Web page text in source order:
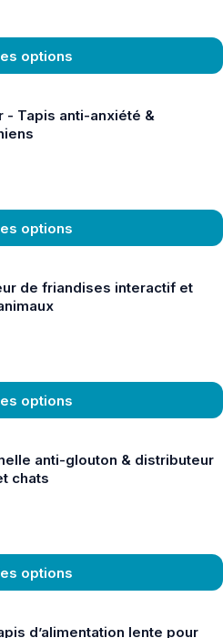
options
- Tapis anti-anxiété &
options
de friandises interactif et
options
anti-glouton & distributeur
chats
options
d’alimentation lente pour